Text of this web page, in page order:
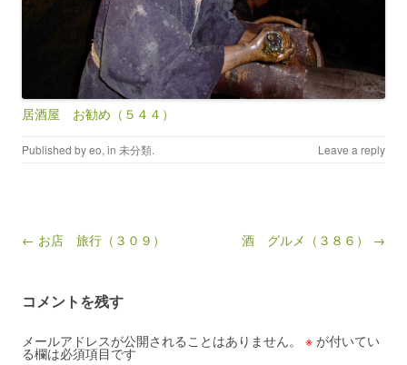
居酒屋 お勧め（５４４）
Published byeo, in 未分類. Leave a reply
Post navigation
← お店 旅行（３０９） 酒 グルメ（３８６） →
コメントを残す
メールアドレスが公開されることはありません。 ※ が付いてい
る欄は必須項目です